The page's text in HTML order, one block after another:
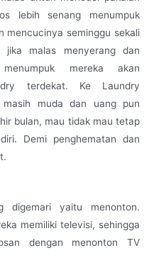
lebih senang menumpuk
mencucinya seminggu sekali
jika malas menyerang dan
mereka akan
terdekat. Ke Laundry
muda dan uang pun
bulan, mau tidak mau tetap
Demi penghematan dan
digemari yaitu menonton.
memiliki televisi, sehingga
dengan menonton TV